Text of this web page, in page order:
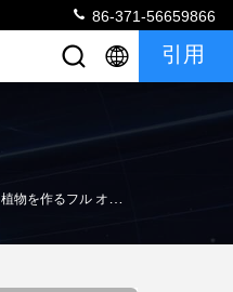
86-371-56659866
引用
植物を作るフル オートマチックの10-20 T/H乾燥した乳鉢の粉のミキサー機械タイルのグラウト